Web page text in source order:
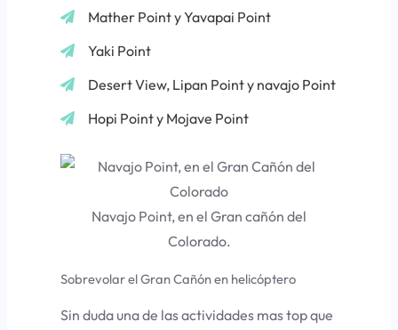
Mather Point y Yavapai Point
Yaki Point
Desert View, Lipan Point y navajo Point
Hopi Point y Mojave Point
Navajo Point, en el Gran cañón del
Colorado.
Sobrevolar el Gran Cañón en helicóptero
Sin duda una de las actividades mas top que